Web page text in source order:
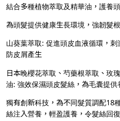
結合多種植物萃取及精華油，護養
為頭髮提供健康生長環境，強韌髮
山葵葉萃取: 促進頭皮血液循環，
防皮屑產生
日本晚櫻花萃取、芍藥根萃取、玫
油: 強效保濕頭皮髮絲，為毛囊提
獨有創新科技，為不同髮質調配18
絲注入營養，輕盈護養，令髮絲回